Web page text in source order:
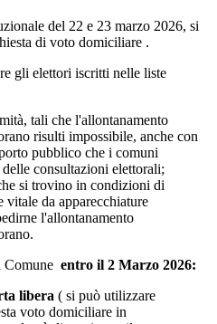
del 22 e 23 marzo 2026, si
di voto domiciliare .
gli elettori iscritti nelle liste
tali che l'allontanamento
risulti impossibile, anche con
pubblico che i comuni
consultazioni elettorali;
si trovino in condizioni di
vitale da apparecchiature
l'allontanamento
Comune entro il 2 Marzo 2026:
libera ( si può utilizzare
voto domiciliare in